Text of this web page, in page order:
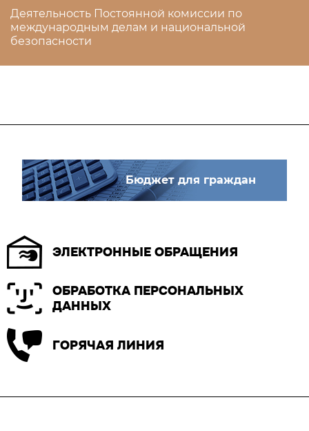
Деятельность Постоянной комиссии по
международным делам и национальной
безопасности
Бюджет для граждан
ЭЛЕКТРОННЫЕ ОБРАЩЕНИЯ
ОБРАБОТКА ПЕРСОНАЛЬНЫХ
ДАННЫХ
ГОРЯЧАЯ ЛИНИЯ